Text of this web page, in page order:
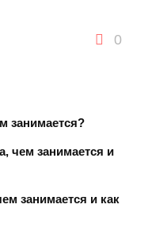
0
занимается?
чем занимается и
занимается и как